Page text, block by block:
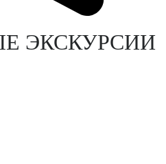
ЭКСКУРСИИ